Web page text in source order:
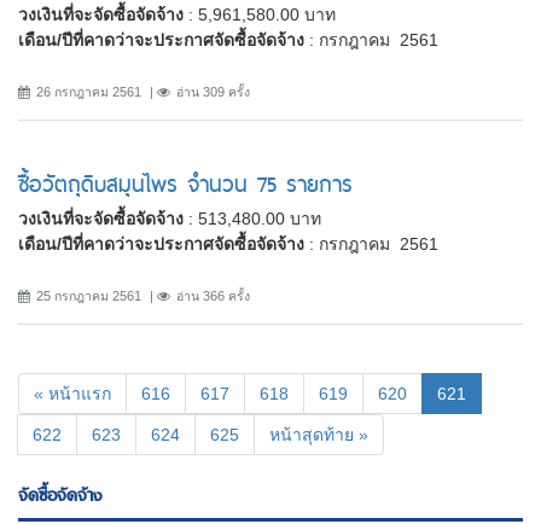
วงเงินที่จะจัดซื้อจัดจ้าง : 5,961,580.00 บาท
เดือน/ปีที่คาดว่าจะประกาศจัดซื้อจัดจ้าง : กรกฎาคม 2561
26 กรกฎาคม 2561 อ่าน 309 ครั้ง
ซื้อวัตถุดิบสมุนไพร จำนวน 75 รายการ
วงเงินที่จะจัดซื้อจัดจ้าง : 513,480.00 บาท
เดือน/ปีที่คาดว่าจะประกาศจัดซื้อจัดจ้าง : กรกฎาคม 2561
25 กรกฎาคม 2561 อ่าน 366 ครั้ง
« หน้าแรก 616 617 618 619 620 621
622 623 624 625 หน้าสุดท้าย »
จัดซื้อจัดจ้าง